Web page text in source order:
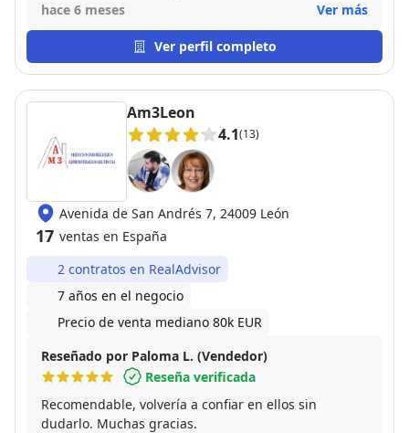
hace 6 meses
Ver más
Ver perfil completo
Am3Leon
4.1(13)
Avenida de San Andrés 7, 24009 León
17 ventas en España
2 contratos en RealAdvisor
7 años en el negocio
Precio de venta mediano 80k EUR
Reseñado por Paloma L. (Vendedor)
Reseña verificada
Recomendable, volvería a confiar en ellos sin
dudarlo. Muchas gracias.